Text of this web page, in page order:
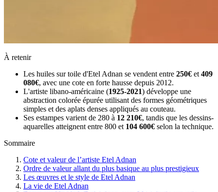
À retenir
Les huiles sur toile d'Etel Adnan se vendent entre 250€ et 409
080€, avec une cote en forte hausse depuis 2012.
L'artiste libano-américaine (1925-2021) développe une
abstraction colorée épurée utilisant des formes géométriques
simples et des aplats denses appliqués au couteau.
Ses estampes varient de 280 à 12 210€, tandis que les dessins-
aquarelles atteignent entre 800 et 104 600€ selon la technique.
Sommaire
Cote et valeur de l’artiste Etel Adnan
Ordre de valeur allant du plus basique au plus prestigieux
Les œuvres et le style de Etel Adnan
La vie de Etel Adnan